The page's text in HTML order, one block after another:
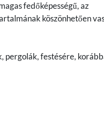
fedőképességű, az
köszönhetően
pergolák, festésére,